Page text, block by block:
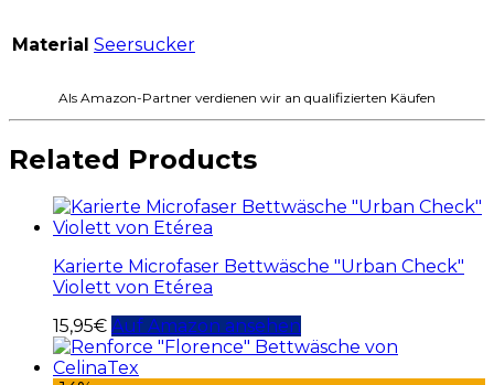
Material Seersucker
Als Amazon-Partner verdienen wir an qualifizierten Käufen
Related Products
Karierte Microfaser Bettwäsche "Urban Check"
Violett von Etérea
15,95€ Auf Amazon ansehen